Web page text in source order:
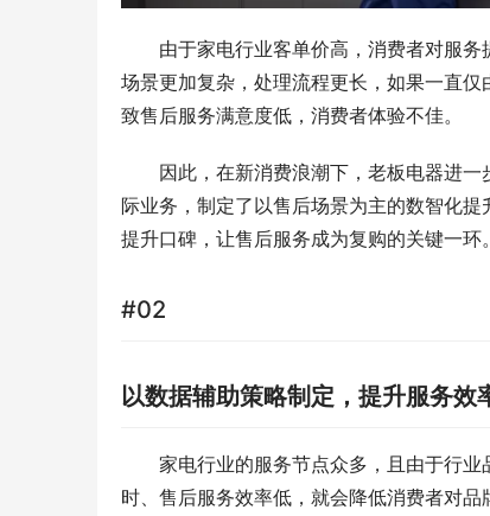
由于家电行业客单价高，消费者对服
场景更加复杂，处理流程更长，如果一直
致售后服务满意度低，消费者体验不佳。
因此，在新消费浪潮下，老板电器进
际业务，制定了以售后场景为主的数智化
提升口碑，让售后服务成为复购的关键一环。
#02
以数据辅助策略制定，提升服务效
家电行业的服务节点众多，且由于行
时、售后服务效率低，就会降低消费者对品